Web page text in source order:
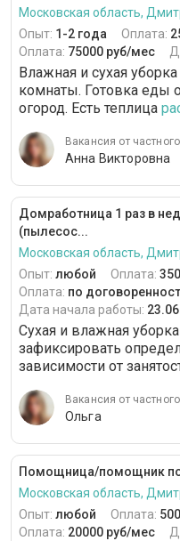
Московская область,
Опыт: 1-2 года Оплата:
Оплата: 75000 руб/мес
Влажная и сухая
комнаты. Готовка еды
огород. Есть теплица
Вакансия от
Анна Викторовна
Домработница 1 раз в
(пылесос...
Московская область,
Опыт: любой Оплата:
Оплата: по
Дата начала работы:
Сухая и влажная
зафиксировать
зависимости от
Вакансия от
Ольга
Помощница/помощник по
Московская область,
Опыт: любой Оплата:
Оплата: 20000 руб/мес